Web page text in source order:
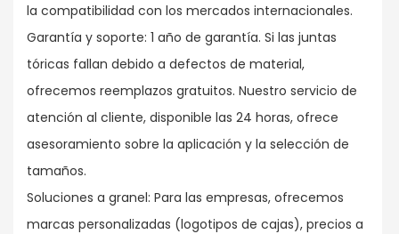
la compatibilidad con los mercados internacionales.
Garantía y soporte: 1 año de garantía. Si las juntas
tóricas fallan debido a defectos de material,
ofrecemos reemplazos gratuitos. Nuestro servicio de
atención al cliente, disponible las 24 horas, ofrece
asesoramiento sobre la aplicación y la selección de
tamaños.
Soluciones a granel: Para las empresas, ofrecemos
marcas personalizadas (logotipos de cajas), precios a